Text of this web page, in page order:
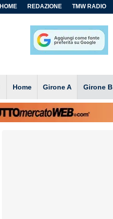
HOME REDAZIONE TMW RADIO
Home Girone A Girone B